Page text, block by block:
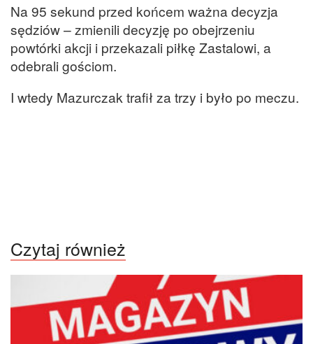
Na 95 sekund przed końcem ważna decyzja
sędziów – zmienili decyzję po obejrzeniu
powtórki akcji i przekazali piłkę Zastalowi, a
odebrali gościom.
I wtedy Mazurczak trafił za trzy i było po meczu.
Czytaj również